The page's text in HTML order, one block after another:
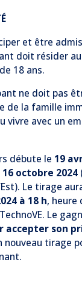
et être
doit résider
18 ans.
ne doit pas
de la famille
vivre avec un
débute le 19
16 octobre 2024
Le tirage
à 18 h, heure
Le
accepter son
nouveau tirage